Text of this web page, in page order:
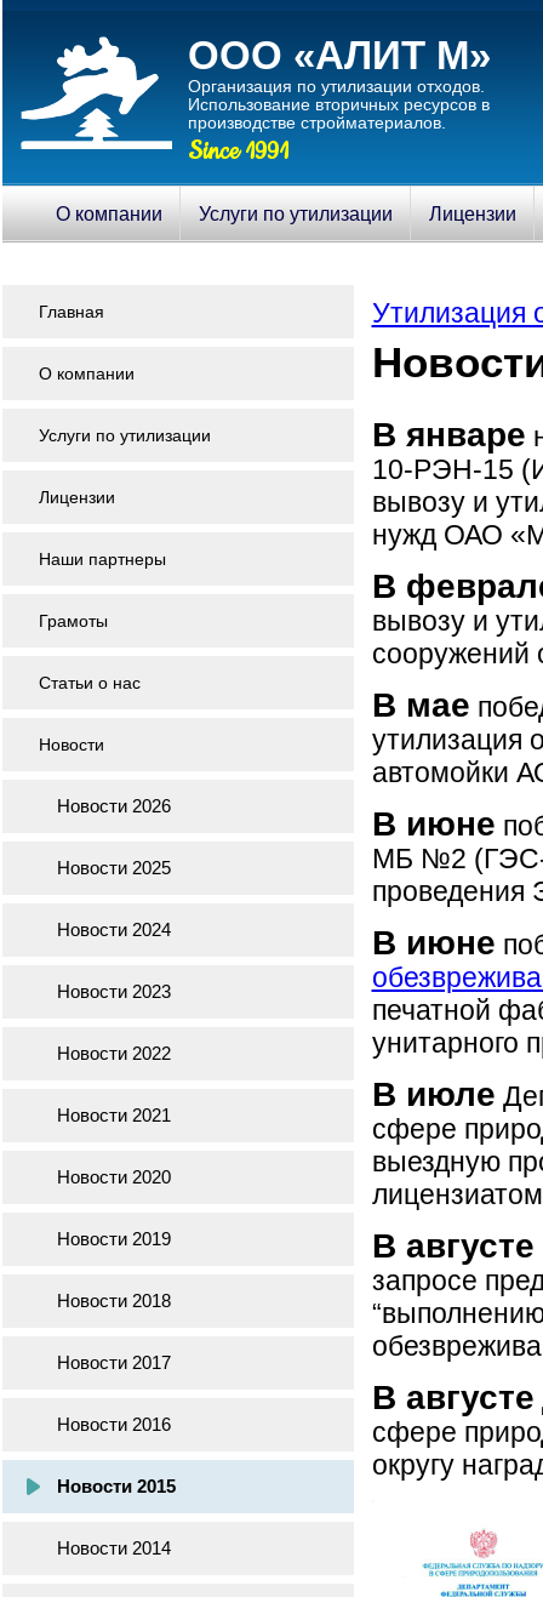
ООО «АЛИТ М»
Организация по утилизации отходов.
Использование вторичныx ресурсов в
производстве стройматериалов.
Since 1991
О компании Услуги по утилизации Лицензии
Утилизация
В январе
10-РЭН-15
вывозу и
нужд ОАО
В
вывозу и
сооружений
В мае
утилизация
автомойки
В июне
МБ №2 (ГЭС-
проведения
В июне
печатной
унитарного
В июле
сфере
выездную
В августе
запросе
В августе
сфере
округу
Главная
О компании
Услуги по утилизации
Лицензии
Наши партнеры
Грамоты
Статьи о нас
Новости
Новости 2026
Новости 2025
Новости 2024
Новости 2023
Новости 2022
Новости 2021
Новости 2020
Новости 2019
Новости 2018
Новости 2017
Новости 2016
Новости 2015
Новости 2014